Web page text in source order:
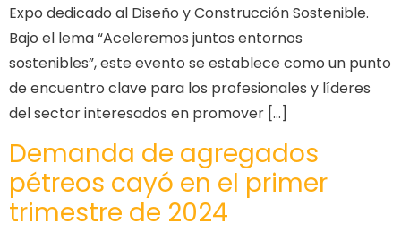
Expo dedicado al Diseño y Construcción Sostenible.
Bajo el lema “Aceleremos juntos entornos
sostenibles”, este evento se establece como un punto
de encuentro clave para los profesionales y líderes
del sector interesados en promover […]
Demanda de agregados
pétreos cayó en el primer
trimestre de 2024